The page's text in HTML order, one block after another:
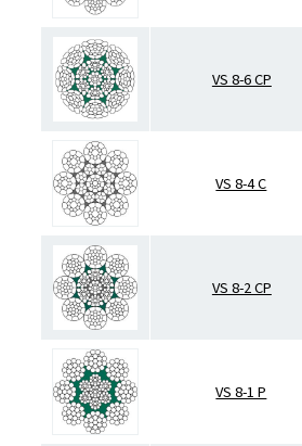
VS 8-6 CP
VS 8-4 C
VS 8-2 CP
VS 8-1 P